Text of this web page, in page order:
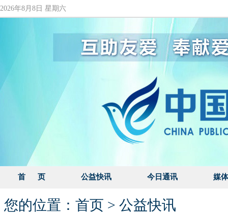
2026年8月8日 星期六
首 页 公益快讯 今日通讯 媒
您的位置： 首页 > 公益快讯